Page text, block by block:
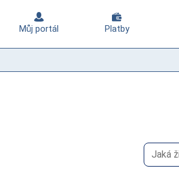
Můj portál Platby